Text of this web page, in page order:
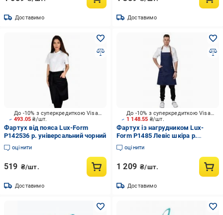
Доставимо Доставимо
493.05₴/шт.
До -10% з суперкредиткою Visa Вигода
Фартух від пояса Lux-Form
Р142536 р. універсальний чорний
оцінити
519 ₴/шт.
Доставимо
1 148.55 ₴/шт.
До -10% з суперкредиткою Visa Вигода
Фартух із нагрудником Lux-
Form Р1485 Левіс шкіра р.
універсальний джинс
оцінити
1 209 ₴/шт.
Доставимо